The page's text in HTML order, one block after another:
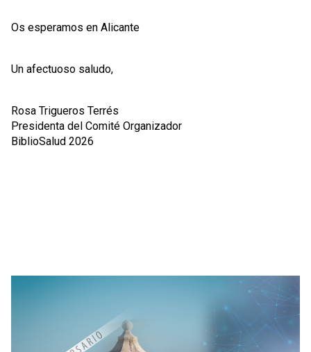
Os esperamos en Alicante
Un afectuoso saludo,
Rosa Trigueros Terrés
Presidenta del Comité Organizador
BiblioSalud 2026